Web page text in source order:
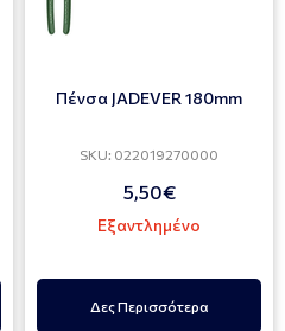
Πένσα JADEVER 180mm
SKU: 022019270000
5,50€
Εξαντλημένο
Δες Περισσότερα